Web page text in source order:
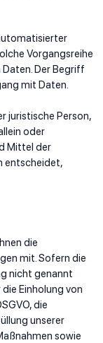
Vorgangsreihe
Der Begriff
mit Daten.
juristische Person,
oder
Mittel der
entscheidet,
die
mit. Sofern die
nicht genannt
Einholung von
die
unserer
sowie